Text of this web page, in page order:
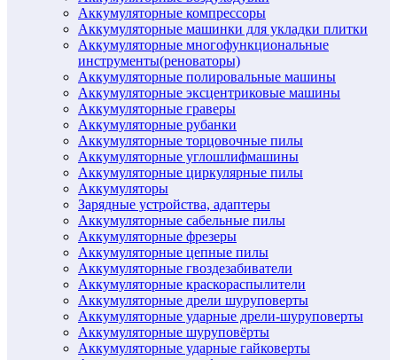
Аккумуляторные компрессоры
Аккумуляторные машинки для укладки плитки
Аккумуляторные многофункциональные
инструменты(реноваторы)
Аккумуляторные полировальные машины
Аккумуляторные эксцентриковые машины
Аккумуляторные граверы
Аккумуляторные рубанки
Аккумуляторные торцовочные пилы
Аккумуляторные углошлифмашины
Аккумуляторные циркулярные пилы
Аккумуляторы
Зарядные устройства, адаптеры
Аккумуляторные сабельные пилы
Аккумуляторные фрезеры
Аккумуляторные цепные пилы
Аккумуляторные гвоздезабиватели
Аккумуляторные краскораспылители
Аккумуляторные дрели шуруповерты
Аккумуляторные ударные дрели-шуруповерты
Аккумуляторные шуруповёрты
Аккумуляторные ударные гайковерты